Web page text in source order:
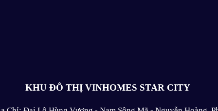
KHU ĐÔ THỊ VINHOMES STAR CITY